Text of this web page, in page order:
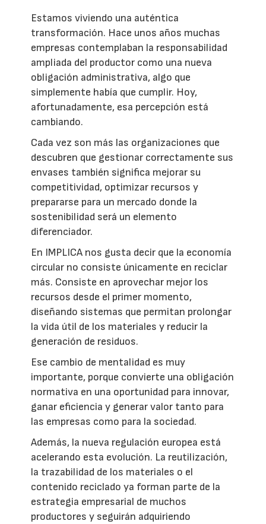
Estamos viviendo una auténtica
transformación. Hace unos años muchas
empresas contemplaban la responsabilidad
ampliada del productor como una nueva
obligación administrativa, algo que
simplemente había que cumplir. Hoy,
afortunadamente, esa percepción está
cambiando.
Cada vez son más las organizaciones que
descubren que gestionar correctamente sus
envases también significa mejorar su
competitividad, optimizar recursos y
prepararse para un mercado donde la
sostenibilidad será un elemento
diferenciador.
En IMPLICA nos gusta decir que la economía
circular no consiste únicamente en reciclar
más. Consiste en aprovechar mejor los
recursos desde el primer momento,
diseñando sistemas que permitan prolongar
la vida útil de los materiales y reducir la
generación de residuos.
Ese cambio de mentalidad es muy
importante, porque convierte una obligación
normativa en una oportunidad para innovar,
ganar eficiencia y generar valor tanto para
las empresas como para la sociedad.
Además, la nueva regulación europea está
acelerando esta evolución. La reutilización,
la trazabilidad de los materiales o el
contenido reciclado ya forman parte de la
estrategia empresarial de muchos
productores y seguirán adquiriendo